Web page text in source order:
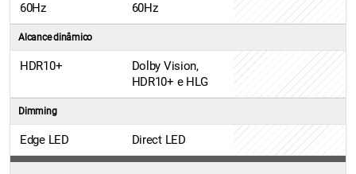
60Hz 60Hz
Alcance dinâmico
HDR10+
Dolby Vision,
HDR10+ e HLG
Dimming
Edge LED Direct LED